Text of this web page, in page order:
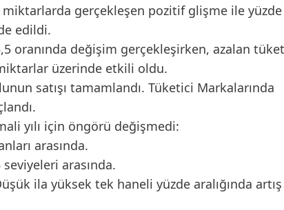
miktarlarda gerçekleşen pozitif glişme ile yüzde
edildi.
oranında değişim gerçekleşirken, azalan
üzerinde etkili oldu.
satışı tamamlandı. Tüketici Markalarında
yılı için öngörü değişmedi:
arasında.
arasında.
ila yüksek tek haneli yüzde aralığında artış